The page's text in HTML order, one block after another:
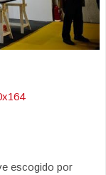
escogido por